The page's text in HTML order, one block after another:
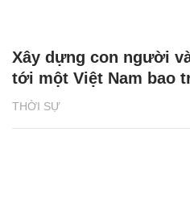
THỜI SỰ
Xây dựng con người
tới một Việt Nam bao